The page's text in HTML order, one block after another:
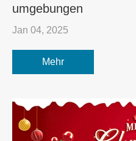
umgebungen
Jan 04, 2025
Mehr